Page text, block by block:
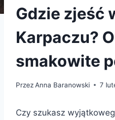
Gdzie zjeść
Karpaczu?
smakowite
PrzezAnna Baranowski 7
Czy szukasz